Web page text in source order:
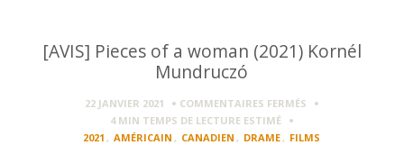
[AVIS] Pieces of a woman (2021) Kornél
Mundruczó
22 JANVIER 2021 COMMENTAIRES FERMÉSSUR
PIECES
4 MIN TEMPS DE LECTURE ESTIMÉ
2021 , AMÉRICAIN , CANADIEN , DRAME , FILMS